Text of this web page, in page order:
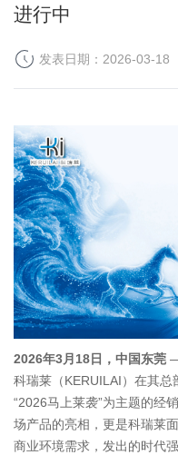
进行中
发表日期：2026-03-18
2026年3月18日，中国东莞
科瑞莱（KERUILAI）在其
“2026马上莱袭”为主题的经
场产品的亮相，更是科瑞莱
商业环境需求，发出的时代强